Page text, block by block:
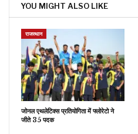
YOU MIGHT ALSO LIKE
राजस्थान
जोनल एथलेटिक्स प्रतियोगिता में फ्लोरेटो ने
जीते 35 पदक